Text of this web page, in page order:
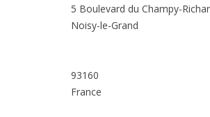
5 Boulevard du Champy-
Noisy-le-Grand
93160
France